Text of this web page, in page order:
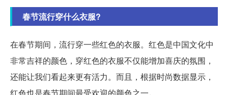
春节流行穿什么衣服?
在春节期间，流行穿一些红色的衣服。红色是中国文化中
非常吉祥的颜色，穿红色的衣服不仅能增加喜庆的氛围，
还能让我们看起来更有活力。而且，根据时尚数据显示，